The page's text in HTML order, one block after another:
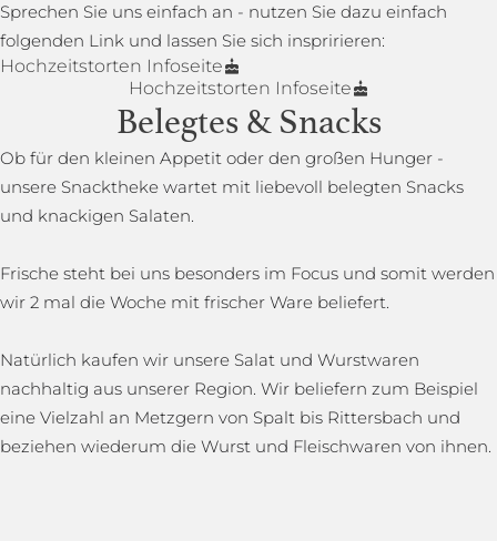
Sprechen Sie uns einfach an - nutzen Sie dazu einfach
folgenden Link und lassen Sie sich inspririeren:
Hochzeitstorten Infoseite
Hochzeitstorten Infoseite
Belegtes & Snacks
Ob für den kleinen Appetit oder den großen Hunger -
unsere Snacktheke wartet mit liebevoll belegten Snacks
und knackigen Salaten.
Frische steht bei uns besonders im Focus und somit werden
wir 2 mal die Woche mit frischer Ware beliefert.
Natürlich kaufen wir unsere Salat und Wurstwaren
nachhaltig aus unserer Region. Wir beliefern zum Beispiel
eine Vielzahl an Metzgern von Spalt bis Rittersbach und
beziehen wiederum die Wurst und Fleischwaren von ihnen.